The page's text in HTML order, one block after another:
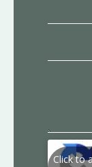
Click to